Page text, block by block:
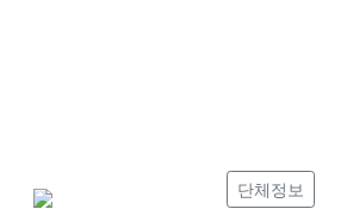
단체정보